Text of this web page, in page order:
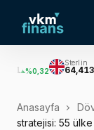
Sterlin
64,4139 %0,38
Anasayfa
stratejisi: 55